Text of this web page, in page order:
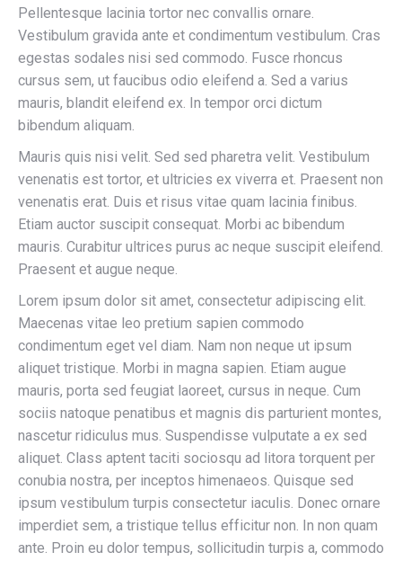
Pellentesque lacinia tortor nec convallis ornare.
Vestibulum gravida ante et condimentum vestibulum. Cras
egestas sodales nisi sed commodo. Fusce rhoncus
cursus sem, ut faucibus odio eleifend a. Sed a varius
mauris, blandit eleifend ex. In tempor orci dictum
bibendum aliquam.
Mauris quis nisi velit. Sed sed pharetra velit. Vestibulum
venenatis est tortor, et ultricies ex viverra et. Praesent non
venenatis erat. Duis et risus vitae quam lacinia finibus.
Etiam auctor suscipit consequat. Morbi ac bibendum
mauris. Curabitur ultrices purus ac neque suscipit eleifend.
Praesent et augue neque.
Lorem ipsum dolor sit amet, consectetur adipiscing elit.
Maecenas vitae leo pretium sapien commodo
condimentum eget vel diam. Nam non neque ut ipsum
aliquet tristique. Morbi in magna sapien. Etiam augue
mauris, porta sed feugiat laoreet, cursus in neque. Cum
sociis natoque penatibus et magnis dis parturient montes,
nascetur ridiculus mus. Suspendisse vulputate a ex sed
aliquet. Class aptent taciti sociosqu ad litora torquent per
conubia nostra, per inceptos himenaeos. Quisque sed
ipsum vestibulum turpis consectetur iaculis. Donec ornare
imperdiet sem, a tristique tellus efficitur non. In non quam
ante. Proin eu dolor tempus, sollicitudin turpis a, commodo